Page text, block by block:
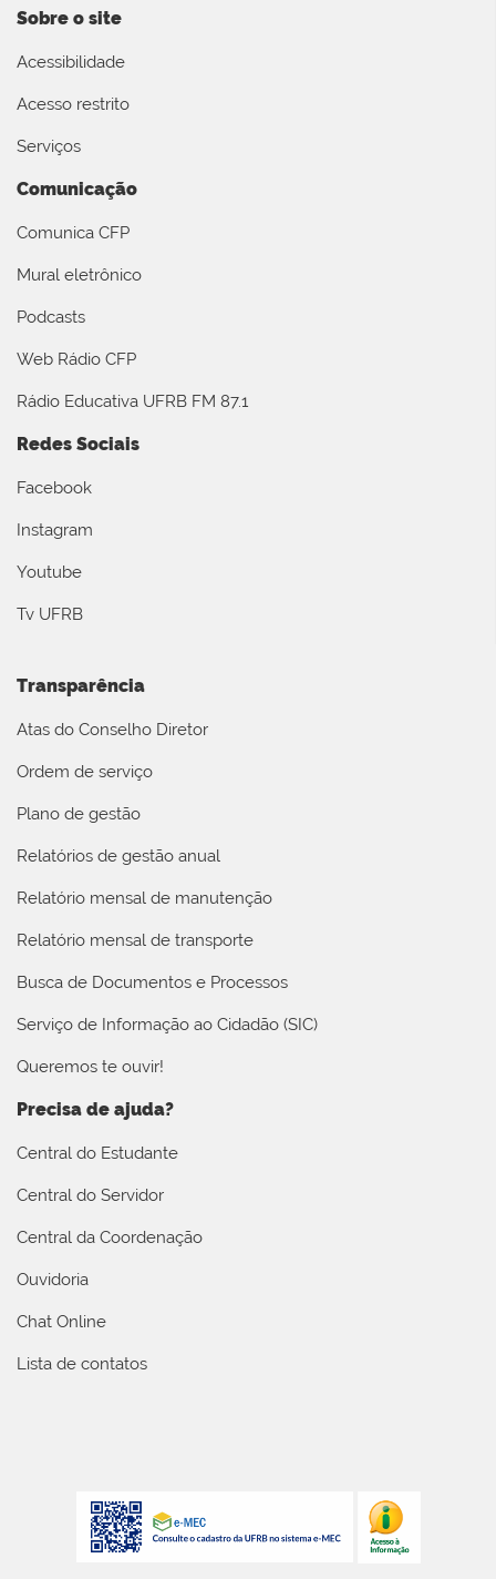
Sobre o site
Acessibilidade
Acesso restrito
Serviços
Comunicação
Comunica CFP
Mural eletrônico
Podcasts
Web Rádio CFP
Rádio Educativa UFRB FM 87.1
Redes Sociais
Facebook
Instagram
Youtube
Tv UFRB
Transparência
Atas do Conselho Diretor
Ordem de serviço
Plano de gestão
Relatórios de gestão anual
Relatório mensal de manutenção
Relatório mensal de transporte
Busca de Documentos e Processos
Serviço de Informação ao Cidadão (SIC)
Queremos te ouvir!
Precisa de ajuda?
Central do Estudante
Central do Servidor
Central da Coordenação
Ouvidoria
Chat Online
Lista de contatos